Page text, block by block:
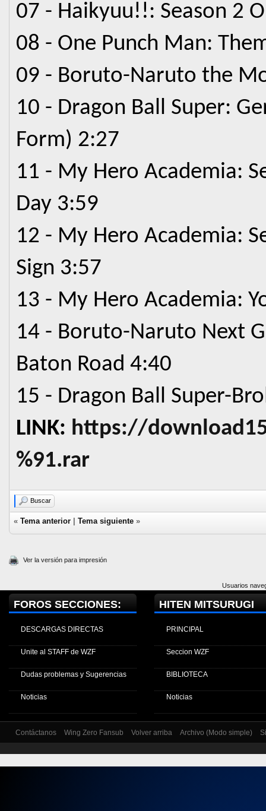
07 - Haikyuu!!: Season 2
08 - One Punch Man:
09 - Boruto-Naruto the
10 - Dragon Ball Super:
Form) 2:27
11 - My Hero Academia:
Day 3:59
12 - My Hero Academia:
Sign 3:57
13 - My Hero Academia:
14 - Boruto-Naruto Next
Baton Road 4:40
15 - Dragon Ball Super-
LINK: https://
%91.rar
Buscar
« Tema anterior Tema siguiente »
Ver la versión para impresión
Usuarios
FOROS SECCIONES:
DESCARGAS DIRECTAS
Unite al STAFF de WZF
Dudas problemas y Sugerencias
Noticias
HITEN MITSURUGI
PRINCIPAL
Seccion WZF
BIBLIOTECA
Noticias
Contáctanos Wing Zero Fansub Volver arriba Archivo (Modo simple)